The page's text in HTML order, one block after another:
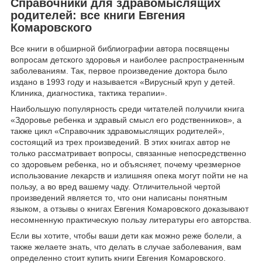
Справочники для здравомыслящих
родителей: все книги Евгения
Комаровского
Все книги в обширной библиографии автора посвящены
вопросам детского здоровья и наиболее распространенным
заболеваниям. Так, первое произведение доктора было
издано в 1993 году и называется «Вирусный круп у детей.
Клиника, диагностика, тактика терапии».
Наибольшую популярность среди читателей получили книга
«Здоровье ребенка и здравый смысл его родственников», а
также цикл «Справочник здравомыслящих родителей»,
состоящий из трех произведений. В этих книгах автор не
только рассматривает вопросы, связанные непосредственно
со здоровьем ребенка, но и объясняет, почему чрезмерное
использование лекарств и излишняя опека могут пойти не на
пользу, а во вред вашему чаду. Отличительной чертой
произведений является то, что они написаны понятным
языком, а отзывы о книгах Евгения Комаровского доказывают
несомненную практическую пользу литературы его авторства.
Если вы хотите, чтобы ваши дети как можно реже болели, а
также желаете знать, что делать в случае заболевания, вам
определенно стоит купить книги Евгения Комаровского.